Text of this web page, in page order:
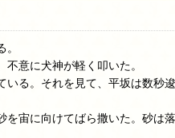
意に犬神が軽く叩いた。
る。それを見て、平坂は数秒
宙に向けてばら撒いた。砂